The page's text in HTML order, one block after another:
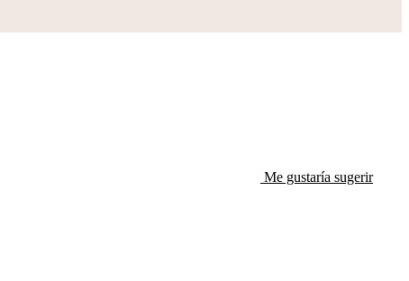
Me gustaría sugerir